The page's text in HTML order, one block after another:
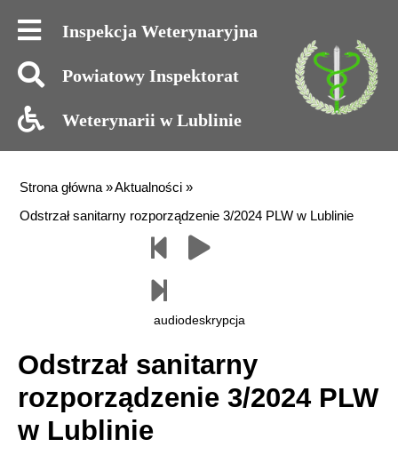
Inspekcja Weterynaryjna
Powiatowy Inspektorat
Weterynarii w Lublinie
Strona główna »Aktualności »
Odstrzał sanitarny rozporządzenie 3/2024 PLW w Lublinie
audiodeskrypcja
Odstrzał sanitarny
rozporządzenie 3/2024 PLW
w Lublinie